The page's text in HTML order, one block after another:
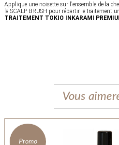
Applique une noisette sur l'ensemble de la
la SCALP BRUSH pour répartir le traitement
TRAITEMENT TOKIO INKARAMI
Vous
Promo